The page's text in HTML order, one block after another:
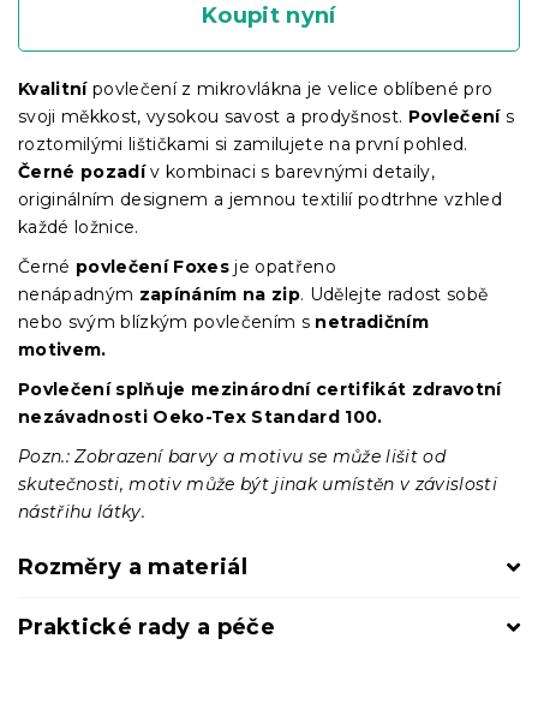
Koupit nyní
Kvalitní povlečení z mikrovlákna je velice oblíbené pro
svoji měkkost, vysokou savost a prodyšnost. Povlečenís
roztomilými lištičkami si zamilujete na první pohled.
Černé pozadív kombinaci s barevnými detaily,
originálním designem a jemnou textilií podtrhne vzhled
každé ložnice.
Černé povlečení Foxes je opatřeno
nenápadným zapínáním na zip. Udělejte radost sobě
nebo svým blízkým povlečením s netradičním
motivem.
Povlečení splňuje mezinárodní certifikát zdravotní
nezávadnosti Oeko-Tex Standard 100.
Pozn.: Zobrazení barvy a motivu se může lišit od
skutečnosti, motiv může být jinak umístěn v závislosti
nástřihu látky.
Rozměry a materiál
Praktické rady a péče